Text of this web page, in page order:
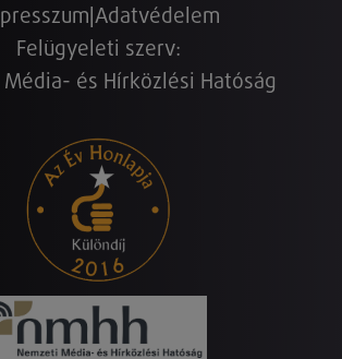
Adatvédelem
Felügyeleti szerv:
Média- és Hírközlési Hatóság